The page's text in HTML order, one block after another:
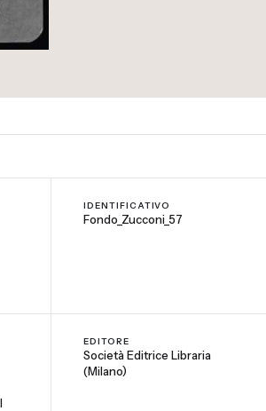
IDENTIFICATIVO
Fondo_Zucconi_57
EDITORE
Società Editrice Libraria
(Milano)